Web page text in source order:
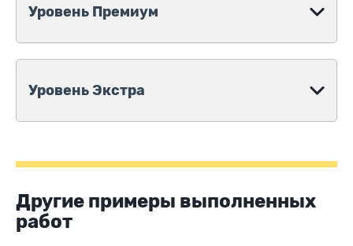
Уровень Премиум
Уровень Экстра
Другие примеры выполненных
работ